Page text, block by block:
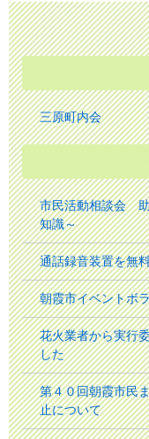
三原町内会
市民活動相談会
知識～
通話録音装置を無
朝霞市イベントボ
花火業者から実行
した
第４０回朝霞市民
止について